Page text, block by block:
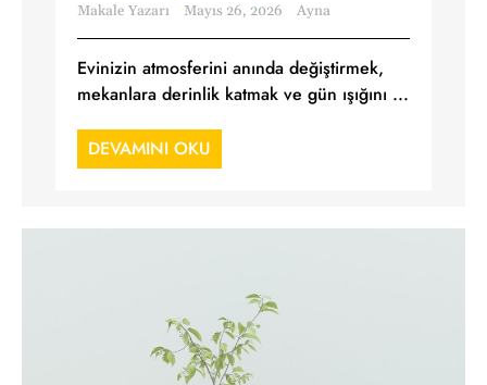
Makale Yazarı Mayıs 26, 2026 Ayna
Evinizin atmosferini anında değiştirmek,
mekanlara derinlik katmak ve gün ışığını ...
DEVAMINI OKU